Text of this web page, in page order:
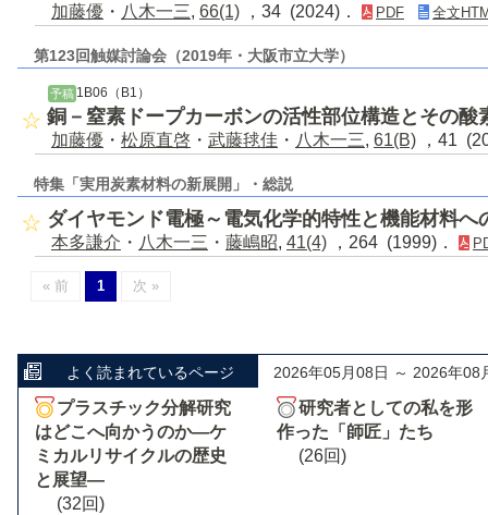
加藤優 ・ 八木一三, 66(1) ，34 (2024)． PDF 全文
第123回触媒討論会（2019年・大阪市立大学）
予稿 1B06（B1）
銅－窒素ドープカーボンの活性部位構造とその酸
加藤優 ・ 松原直啓 ・ 武藤毬佳 ・ 八木一三, 61(B) ，41
特集「実用炭素材料の新展開」・総説
ダイヤモンド電極～電気化学的特性と機能材料へ
本多謙介 ・ 八木一三 ・ 藤嶋昭, 41(4) ，264 (1999)．
« 前 1 次 »
よく読まれているページ 2026年05月08日 ～ 2026年08
プラスチック分解研究
はどこへ向かうのか―ケ
ミカルリサイクルの歴史
と展望―
(32回)
研究者としての私を形
作った「師匠」たち
(26回)